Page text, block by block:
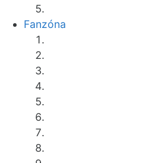
Fanzóna